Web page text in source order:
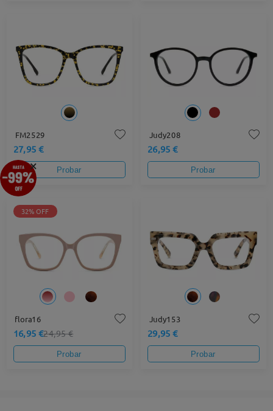
FM2529
27,95 €
Probar
Judy208
26,95 €
Probar
32% OFF
flora16
16,95 €24,95 €
Probar
Judy153
29,95 €
Probar
×